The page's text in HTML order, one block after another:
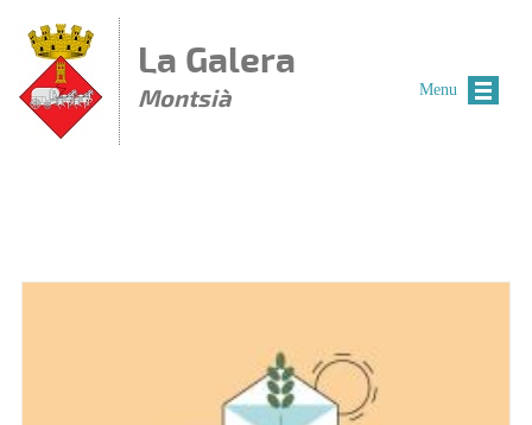
La Galera
Montsià Menu